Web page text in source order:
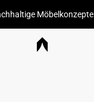
Möbelkonzepte